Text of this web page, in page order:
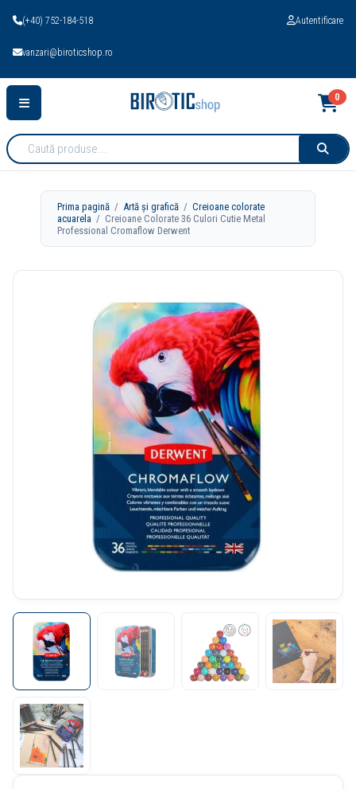
(+40) 752-184-518
vanzari@biroticshop.ro
Autentificare
Cauta
produse:
0
Prima pagină /Artă și grafică /Creioane colorate
acuarela / Creioane Colorate 36 Culori Cutie Metal
Professional Cromaflow Derwent